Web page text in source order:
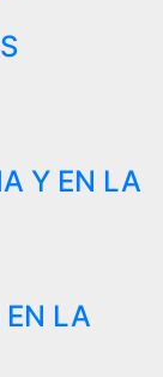
Y EN LA
LA